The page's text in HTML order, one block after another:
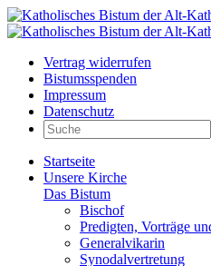
Vertrag widerrufen
Bistumsspenden
Impressum
Datenschutz
Startseite
Unsere Kirche
Das Bistum
Bischof
Predigten, Vorträge
Generalvikarin
Synodalvertretung